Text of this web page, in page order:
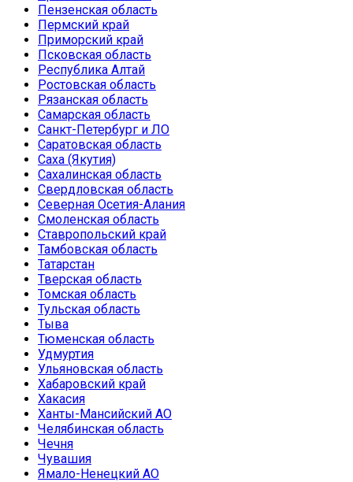
Пензенская область
Пермский край
Приморский край
Псковская область
Республика Алтай
Ростовская область
Рязанская область
Самарская область
Санкт-Петербург и ЛО
Саратовская область
Саха (Якутия)
Сахалинская область
Свердловская область
Северная Осетия-Алания
Смоленская область
Ставропольский край
Тамбовская область
Татарстан
Тверская область
Томская область
Тульская область
Тыва
Тюменская область
Удмуртия
Ульяновская область
Хабаровский край
Хакасия
Ханты-Мансийский АО
Челябинская область
Чечня
Чувашия
Ямало-Ненецкий АО